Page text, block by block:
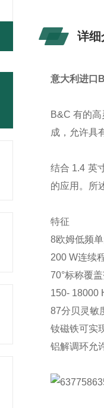
详细
意大利进口
B&C 有的
成，允许具
结合 1.4 英
的应用。所
特征
8欧姆低频
200 W连续
70°标称覆盖
150- 18000
87分贝灵敏
钕磁铁可实
铝解调环允